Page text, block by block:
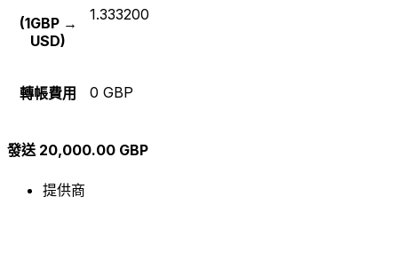
(1GBP →
USD)
1.333200
轉帳費用 0 GBP
發送 20,000.00 GBP
提供商